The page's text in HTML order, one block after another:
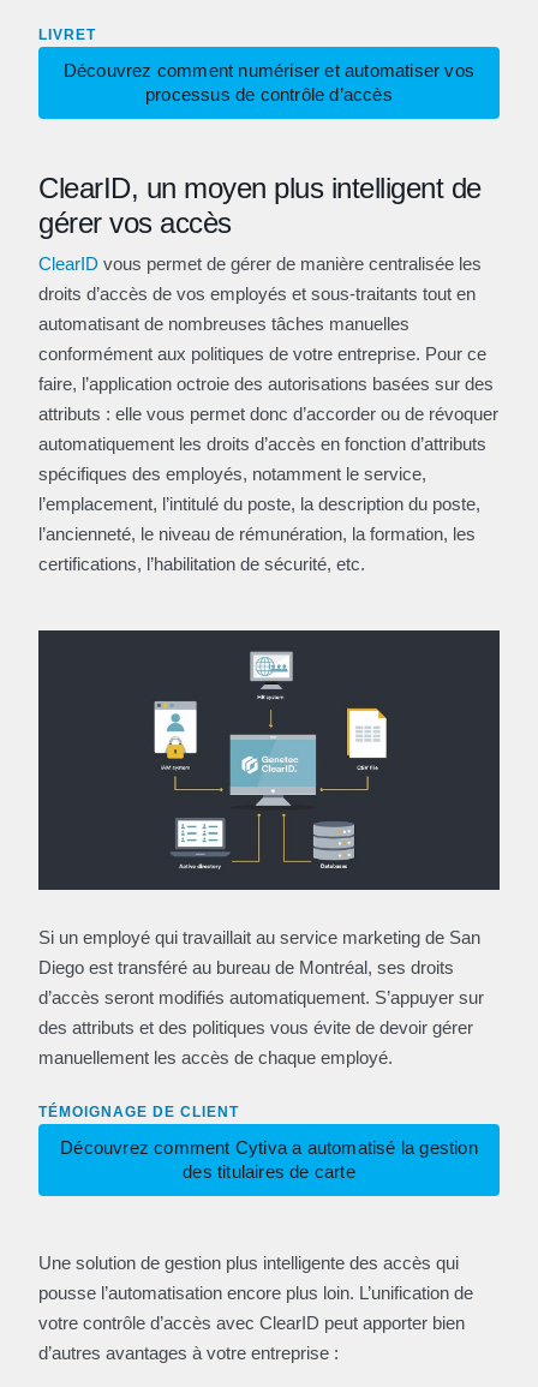
LIVRET
Découvrez comment numériser et automatiser vos
processus de contrôle d’accès
ClearID, un moyen plus intelligent de
gérer vos accès
ClearID vous permet de gérer de manière centralisée les
droits d’accès de vos employés et sous-traitants tout en
automatisant de nombreuses tâches manuelles
conformément aux politiques de votre entreprise. Pour ce
faire, l’application octroie des autorisations basées sur des
attributs : elle vous permet donc d’accorder ou de révoquer
automatiquement les droits d’accès en fonction d’attributs
spécifiques des employés, notamment le service,
l’emplacement, l’intitulé du poste, la description du poste,
l’ancienneté, le niveau de rémunération, la formation, les
certifications, l’habilitation de sécurité, etc.
Si un employé qui travaillait au service marketing de San
Diego est transféré au bureau de Montréal, ses droits
d’accès seront modifiés automatiquement. S’appuyer sur
des attributs et des politiques vous évite de devoir gérer
manuellement les accès de chaque employé.
TÉMOIGNAGE DE CLIENT
Découvrez comment Cytiva a automatisé la gestion
des titulaires de carte
Une solution de gestion plus intelligente des accès qui
pousse l’automatisation encore plus loin. L’unification de
votre contrôle d’accès avec ClearID peut apporter bien
d’autres avantages à votre entreprise :